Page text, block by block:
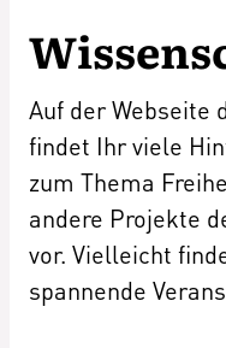
Auf der Webseite
findet Ihr viele
zum Thema
andere Projekte
vor. Vielleicht
spannende